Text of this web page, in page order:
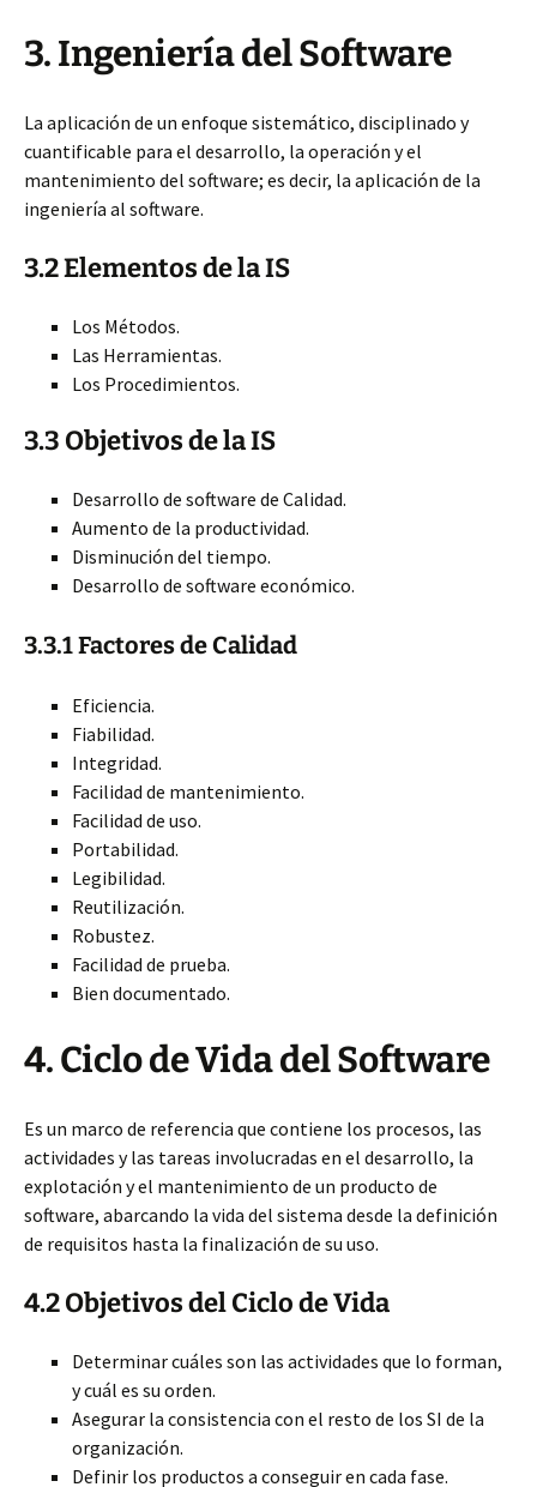
3.Ingeniería del Software
La aplicación de un enfoque sistemático, disciplinado y
cuantificable para el desarrollo, la operación y el
mantenimiento del software; es decir, la aplicación de la
ingeniería al software.
3.2 Elementos de la IS
Los Métodos.
Las Herramientas.
Los Procedimientos.
3.3 Objetivos de la IS
Desarrollo de software de Calidad.
Aumento de la productividad.
Disminución del tiempo.
Desarrollo de software económico.
3.3.1 Factores de Calidad
Eficiencia.
Fiabilidad.
Integridad.
Facilidad de mantenimiento.
Facilidad de uso.
Portabilidad.
Legibilidad.
Reutilización.
Robustez.
Facilidad de prueba.
Bien documentado.
4.Ciclo de Vida del Software
Es un marco de referencia que contiene los procesos, las
actividades y las tareas involucradas en el desarrollo, la
explotación y el mantenimiento de un producto de
software, abarcando la vida del sistema desde la definición
de requisitos hasta la finalización de su uso.
4.2 Objetivos del Ciclo de Vida
Determinar cuáles son las actividades que lo forman,
y cuál es su orden.
Asegurar la consistencia con el resto de los SI de la
organización.
Definir los productos a conseguir en cada fase.